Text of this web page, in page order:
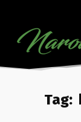
Tag: